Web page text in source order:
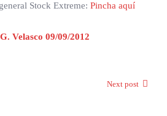
Stock Extreme: Pincha aquí
Velasco 09/09/2012
Next post